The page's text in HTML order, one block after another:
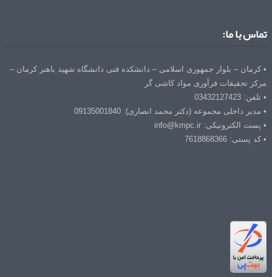
تماس با ما:
• کرمان – بلوار جمهوری اسلامی – دانشکده فنی دانشگاه شهید باهنر کرمان –
مرکز تحقیقات فرآوری مواد کاشی گر
• تلفن: 03432127423
• مدیر داخلی مجموعه (دکتر محمد انصاری): 09135001840
• پست الکترونیکی: info@kmpc.ir
• کد پستی: 7618868366